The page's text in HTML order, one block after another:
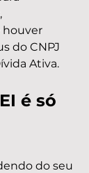
houver
do CNPJ
Ativa.
é só
do seu